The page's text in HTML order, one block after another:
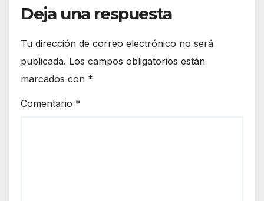
Deja una respuesta
Tu dirección de correo electrónico no será
publicada. Los campos obligatorios están
marcados con *
Comentario *